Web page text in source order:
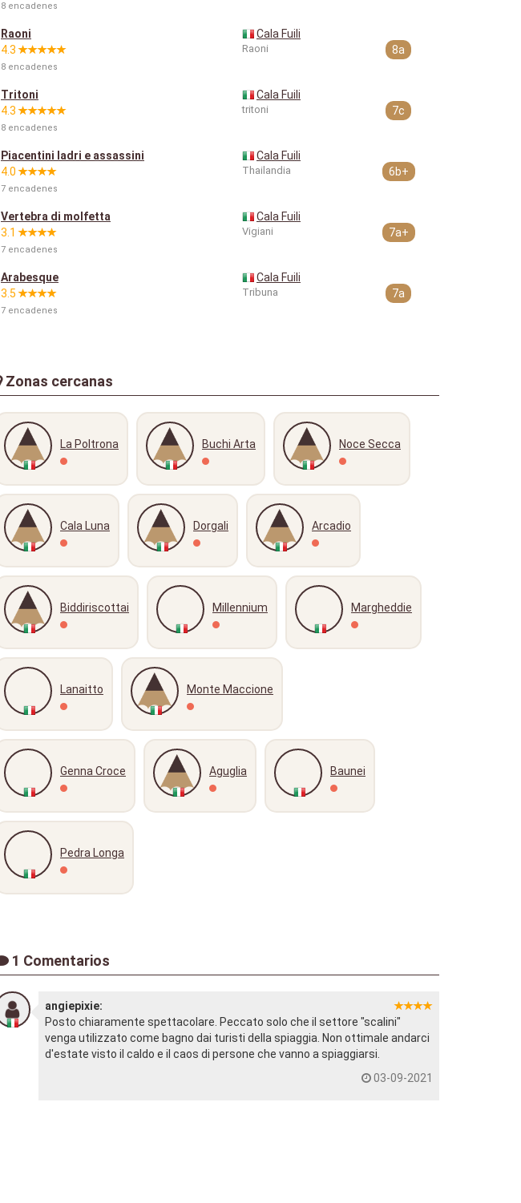
8 encadenes
Raoni
4.3
8 encadenes
Cala Fuili
Raoni 8a
Tritoni
4.3
8 encadenes
Cala Fuili
tritoni 7c
Piacentini ladri e assassini
4.0
7 encadenes
Cala Fuili
Thailandia 6b+
Vertebra di molfetta
3.1
7 encadenes
Cala Fuili
Vigiani 7a+
Arabesque
3.5
7 encadenes
Cala Fuili
Tribuna 7a
Zonas cercanas
La Poltrona Buchi Arta Noce Secca
Cala Luna Dorgali Arcadio
Biddiriscottai Millennium Margheddie
Lanaitto Monte Maccione
Genna Croce Aguglia Baunei
Pedra Longa
1 Comentarios
angiepixie:
Posto chiaramente spettacolare. Peccato solo che il settore "scalini"
venga utilizzato come bagno dai turisti della spiaggia. Non ottimale andarci
d'estate visto il caldo e il caos di persone che vanno a spiaggiarsi.
03-09-2021